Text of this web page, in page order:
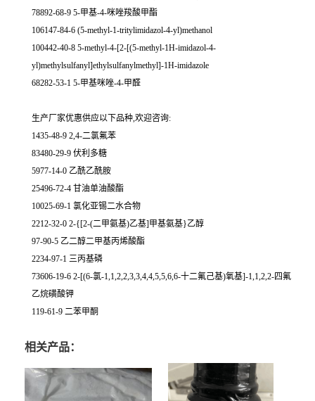
78892-68-9 5-甲基-4-咪唑羧酸甲酯
106147-84-6 (5-methyl-1-tritylimidazol-4-yl)methanol
100442-40-8 5-methyl-4-[2-[(5-methyl-1H-imidazol-4-
yl)methylsulfanyl]ethylsulfanylmethyl]-1H-imidazole
68282-53-1 5-甲基咪唑-4-甲醛
生产厂家优惠供应以下品种,欢迎咨询:
1435-48-9 2,4-二氯氟苯
83480-29-9 伏利多糖
5977-14-0 乙酰乙酰胺
25496-72-4 甘油单油酸酯
10025-69-1 氯化亚锡二水合物
2212-32-0 2-{[2-(二甲氨基)乙基]甲基氨基}乙醇
97-90-5 乙二醇二甲基丙烯酸酯
2234-97-1 三丙基磷
73606-19-6 2-[(6-氯-1,1,2,2,3,3,4,4,5,5,6,6-十二氟己基)氧基]-1,1,2,2-四氟
乙烷磺酸钾
119-61-9 二苯甲酮
相关产品：